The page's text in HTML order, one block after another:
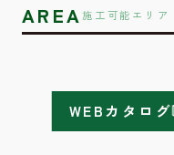
AREA施工可能エリア
WEBカタログ